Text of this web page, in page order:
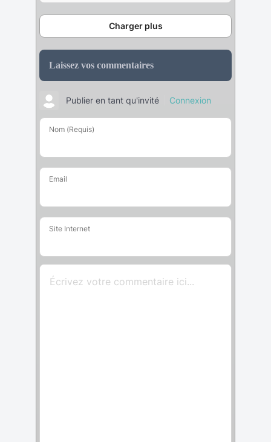
Charger plus
Laissez vos commentaires
Publier en tant qu'invité Connexion
Nom (Requis)
Email
Site Internet